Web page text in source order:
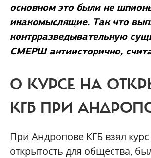
основном это были не
инакомыслящие. Так что
контрразведывательную
СМЕРШ антиисторично,
О КУРСЕ НА
КГБ ПРИ
При Андропове КГБ взял
открытость для общества,